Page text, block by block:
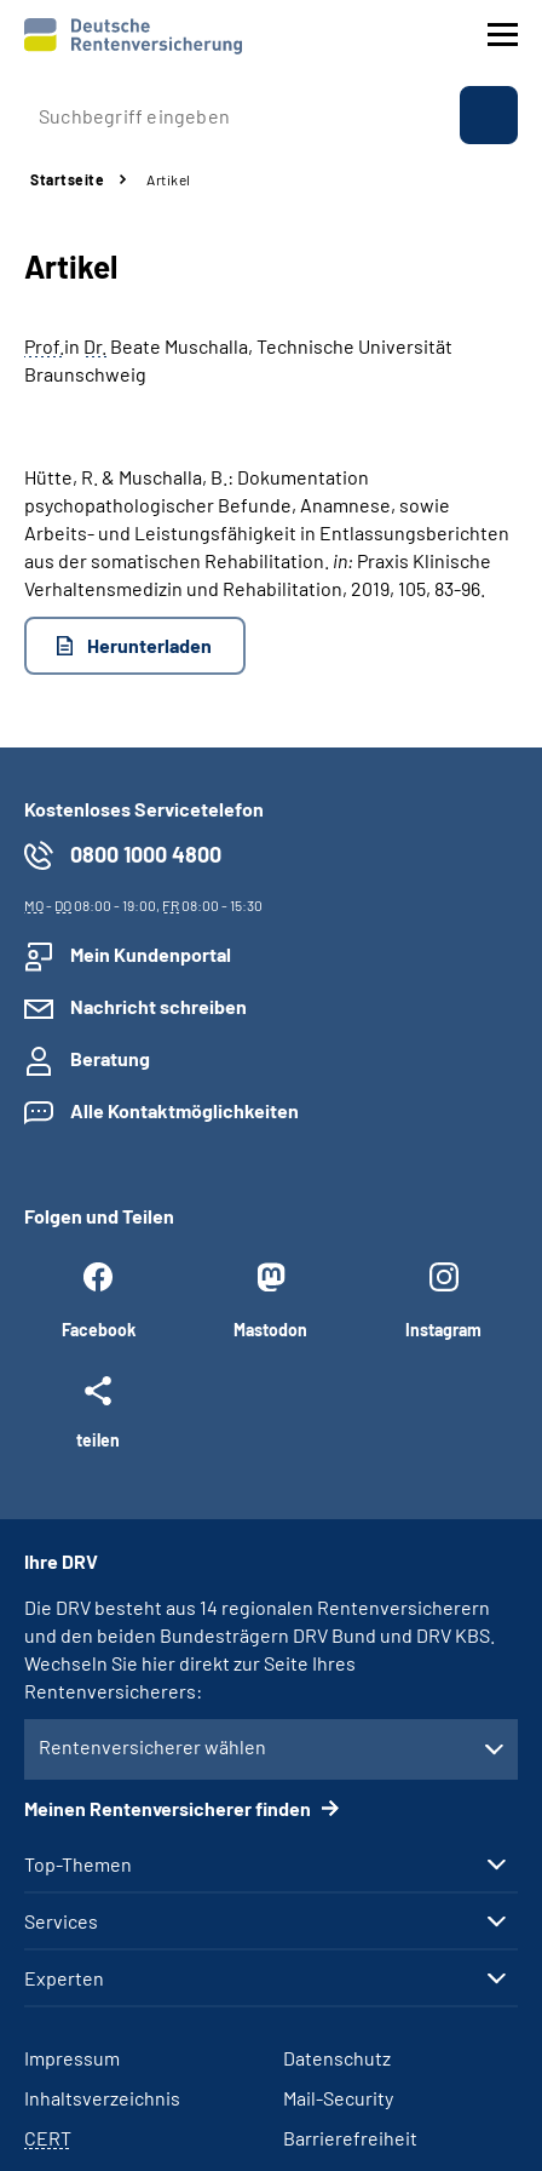
Prävention
Rente
Beratung & Kontakt
Über uns & Presse
Online-Services
Suche
Mein Kundenportal
Startseite Artikel
Artikel
Prof. in Dr. Beate Muschalla, Technische Universität
Braunschweig
Hütte, R. & Muschalla, B.: Dokumentation
psychopathologischer Befunde, Anamnese, sowie
Arbeits- und Leistungsfähigkeit in Entlassungsberichten
aus der somatischen Rehabilitation. in: Praxis Klinische
Verhaltensmedizin und Rehabilitation, 2019, 105, 83-96.
Herunterladen
Kostenloses Servicetelefon
0800 1000 4800
MO- DO08:00 - 19:00, FR08:00 - 15:30
Mein Kundenportal
Nachricht schreiben
Beratung
Alle Kontaktmöglichkeiten
Folgen und Teilen
Facebook Mastodon Instagram
teilen
Top-Themen
Services
Experten
Ihre DRV
Die DRV besteht aus 14 regionalen Rentenversicherern
und den beiden Bundesträgern DRV Bund und DRV KBS.
Wechseln Sie hier direkt zur Seite Ihres
Rentenversicherers:
Rentenversicherer wählen
Meinen Rentenversicherer finden
Impressum
Datenschutz
Inhaltsverzeichnis
Mail-Security
CERT
Barrierefreiheit